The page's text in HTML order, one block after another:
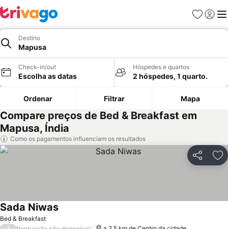
Favoritos
Iniciar
Destino
Mapusa
Check-in/out
Escolha as datas
Hóspedes e quartos
2 hóspedes, 1 quarto.
Ordenar Filtrar Mapa
Compare preços de Bed & Breakfast em
Mapusa, Índia
Como os pagamentos influenciam os resultados
Partilhar
Bed & Breakfast
Sada NiwasVer preços